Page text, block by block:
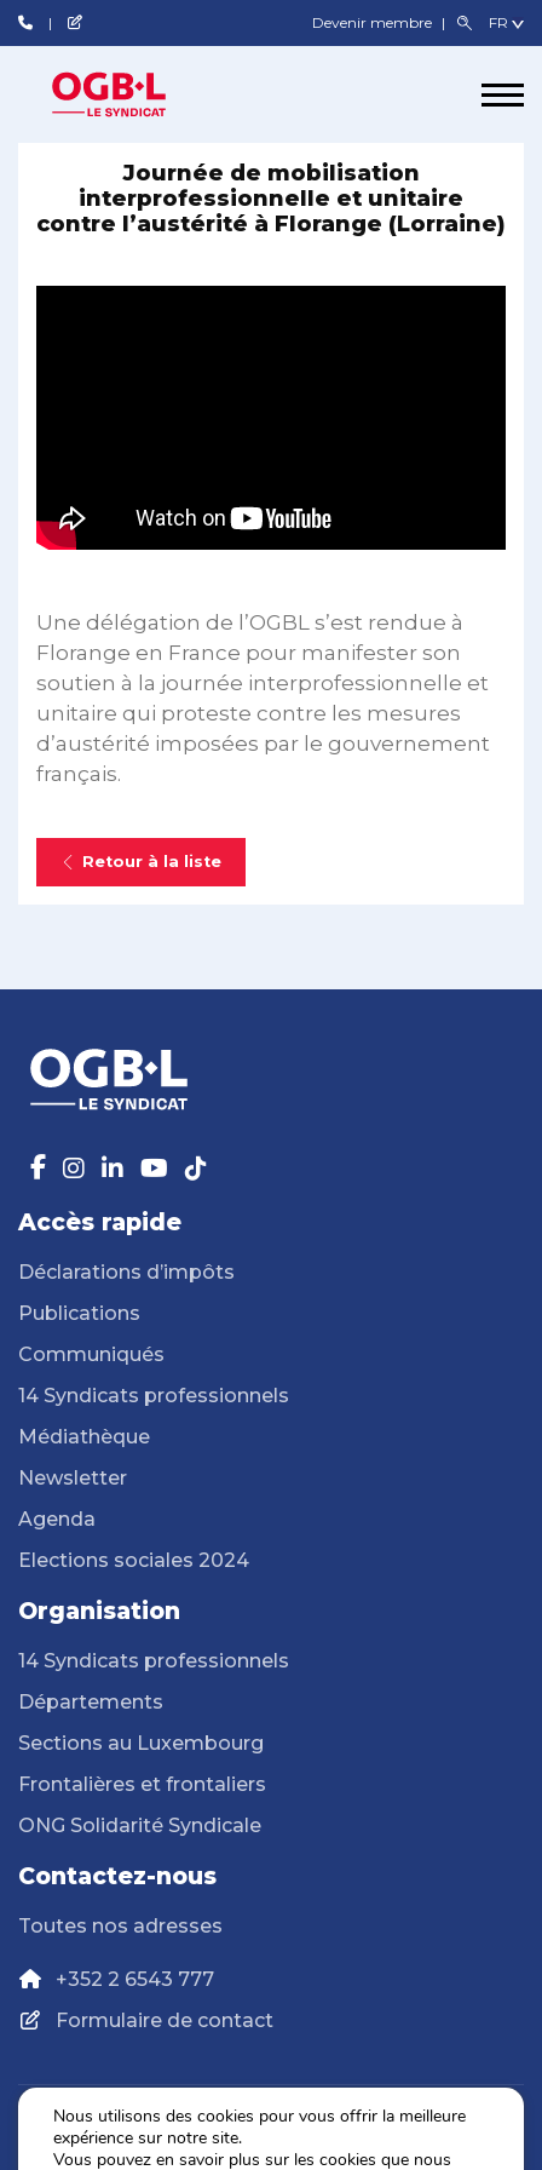
Devenir membre
Journée de mobilisation
interprofessionnelle et unitaire
contre l’austérité à Florange (Lorraine)
Une délégation de l’OGBL s’est rendue à
Florange en France pour manifester son
soutien à la journée interprofessionnelle et
unitaire qui proteste contre les mesures
d’austérité imposées par le gouvernement
français.
Retour à la liste
Accès rapide
Déclarations d’impôts
Publications
Communiqués
14 Syndicats professionnels
Médiathèque
Newsletter
Agenda
Elections sociales 2024
Organisation
14 Syndicats professionnels
Départements
Sections au Luxembourg
Frontalières et frontaliers
ONG Solidarité Syndicale
Contactez-nous
Toutes nos adresses
+352 2 6543 777
Formulaire de contact
Politique de confidentialité
Nous utilisons des cookies pour vous offrir la meilleure
expérience sur notre site.
Vous pouvez en savoir plus sur les cookies que nous